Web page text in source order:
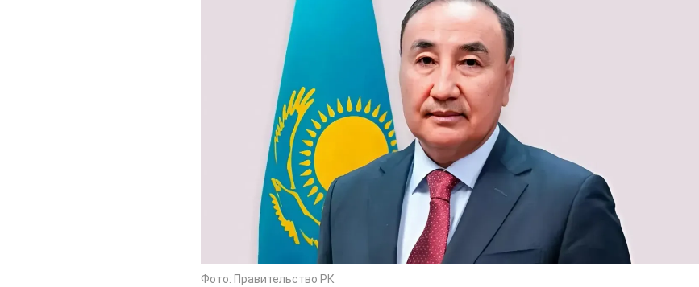
Фото: Правительство РК